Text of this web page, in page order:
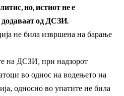
но, истиот не е
од ДСЗИ.
не била извршена на барање
на ДСЗИ, при надзорот
во однос на водењето на
односно во упатите не била